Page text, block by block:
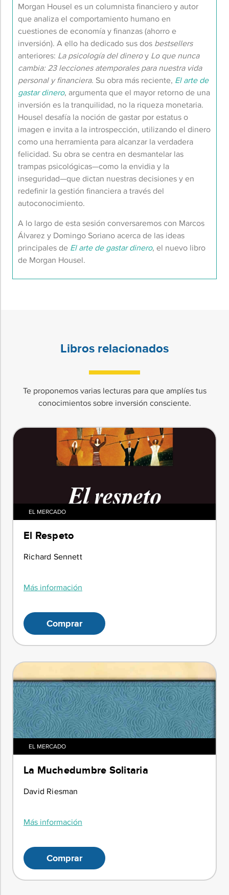
Morgan Housel es un columnista financiero y autor
que analiza el comportamiento humano en
cuestiones de economía y finanzas (ahorro e
inversión). A ello ha dedicado sus dos bestsellers
anteriores: La psicología del dineroy Lo que nunca
cambia: 23 lecciones atemporales para nuestra vida
personal y financiera. Su obra más reciente, El arte de
gastar dinero, argumenta que el mayor retorno de una
inversión es la tranquilidad, no la riqueza monetaria.
Housel desafía la noción de gastar por estatus o
imagen e invita a la introspección, utilizando el dinero
como una herramienta para alcanzar la verdadera
felicidad. Su obra se centra en desmantelar las
trampas psicológicas—como la envidia y la
inseguridad—que dictan nuestras decisiones y en
redefinir la gestión financiera a través del
autoconocimiento.
A lo largo de esta sesión conversaremos con Marcos
Álvarez y Domingo Soriano acerca de las ideas
principales de El arte de gastar dinero, el nuevo libro
de Morgan Housel.
Libros relacionados
Te proponemos varias lecturas para que amplíes tus
conocimientos sobre inversión consciente.
EL MERCADO
El Respeto
Richard Sennett
Más información
Comprar
EL MERCADO
La Muchedumbre Solitaria
David Riesman
Más información
Comprar